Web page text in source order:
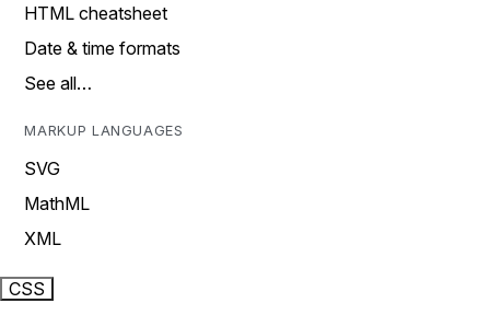
HTML cheatsheet
Date & time formats
See all…
MARKUP LANGUAGES
SVG
MathML
XML
CSS